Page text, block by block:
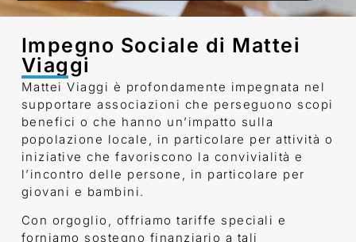
Impegno Sociale di Mattei
Viaggi
Mattei Viaggi è profondamente impegnata nel
supportare associazioni che perseguono scopi
benefici o che hanno un’impatto sulla
popolazione locale, in particolare per attività o
iniziative che favoriscono la convivialità e
l’incontro delle persone, in particolare per
giovani e bambini.
Con orgoglio, offriamo tariffe speciali e
forniamo sostegno finanziario a tali